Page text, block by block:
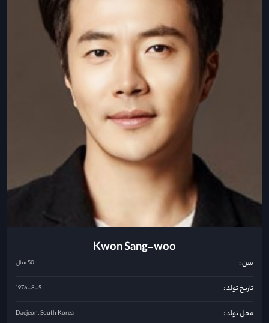
Kwon Sang-woo
سن : 50 سال
تاریخ تولد : 1976-8-5
محل تولد : Daejeon, South Korea